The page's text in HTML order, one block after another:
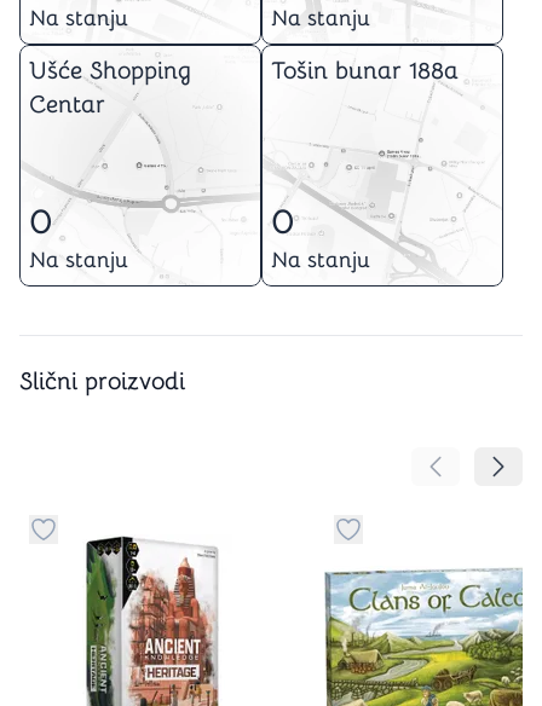
Na stanju Na stanju
Ušće Shopping
Centar
0
Na stanju
Tošin bunar 188a
0
Na stanju
Slični proizvodi
Pomeranje
Dugme za dodavanje stvari u kategoriju omiljeno
Dugme za dodavanje